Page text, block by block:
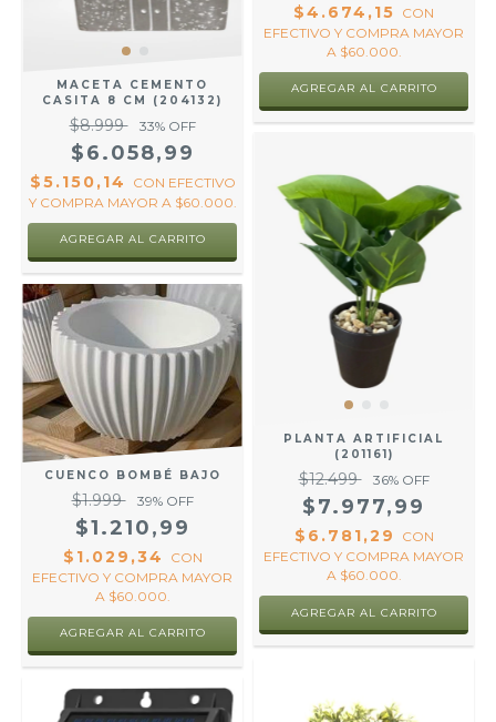
MACETA CEMENTO
CASITA 8 CM (204132)
$8.999 33% OFF
$6.058,99
$5.150,14 CON EFECTIVO
Y COMPRA MAYOR A $60.000.
CUENCO BOMBÉ BAJO
$1.999 39% OFF
$1.210,99
$1.029,34
CON
EFECTIVO Y COMPRA MAYOR
A $60.000.
$4.674,15 CON
EFECTIVO Y COMPRA MAYOR
A $60.000.
PLANTA ARTIFICIAL
(201161)
$12.499 36% OFF
$7.977,99
$6.781,29
CON
EFECTIVO Y COMPRA MAYOR
A $60.000.